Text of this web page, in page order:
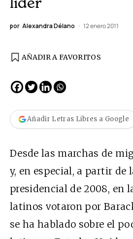
por Alexandra Délano 12 enero 2011
AÑADIR A FAVORITOS
Añadir Letras Libres a Google
Desde las marchas de
y, en especial, a partir de
presidencial de 2008, en
latinos votaron por
se ha hablado sobre el